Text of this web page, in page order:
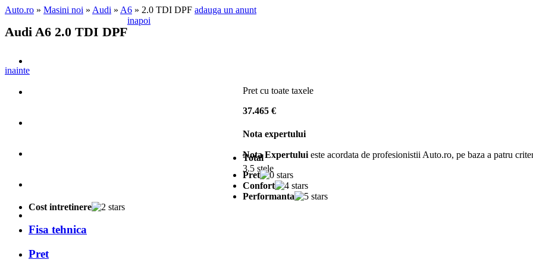
Auto.ro » Masini noi » Audi » A6 » 2.0 TDI DPF adauga un anunt
Audi A6 2.0 TDI DPF
inapoi
inainte
Pret cu toate taxele
37.465 €
Nota expertului
Total
3.5 stele
Nota Expertului este acordata de profesionistii Auto.ro, pe baza a patru
Pret
Confort
Performanta
Cost intretinere
Fisa tehnica
Pret